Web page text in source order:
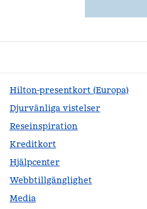
Hilton-presentkort (Europa)
Djurvänliga vistelser
Reseinspiration
Kreditkort
Hjälpcenter
Webbtillgänglighet
Media